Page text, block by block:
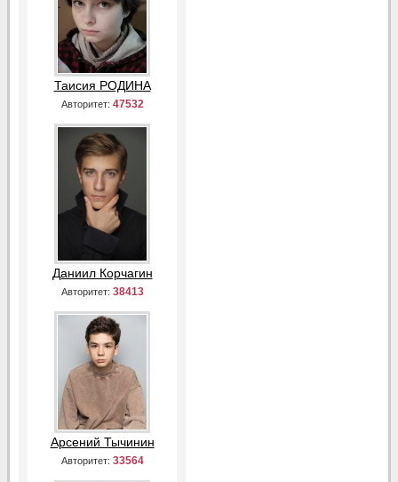
Таисия РОДИНА
Авторитет: 47532
Даниил Корчагин
Авторитет: 38413
Арсений Тычинин
Авторитет: 33564